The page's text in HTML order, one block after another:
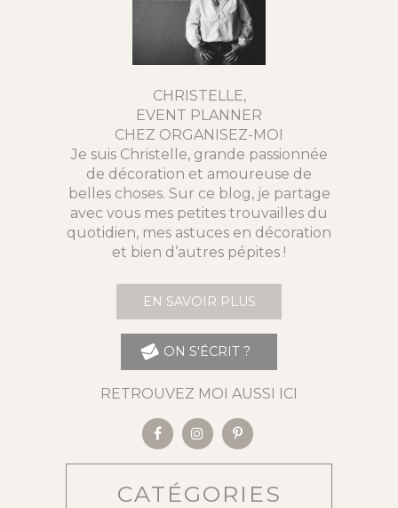
CHRISTELLE,
EVENT PLANNER
CHEZ ORGANISEZ-MOI
Je suis Christelle, grande passionnée
de décoration et amoureuse de
belles choses. Sur ce blog, je partage
avec vous mes petites trouvailles du
quotidien, mes astuces en décoration
et bien d’autres pépites !
EN SAVOIR PLUS
ON S'ÉCRIT ?
RETROUVEZ MOI AUSSI ICI
CATÉGORIES